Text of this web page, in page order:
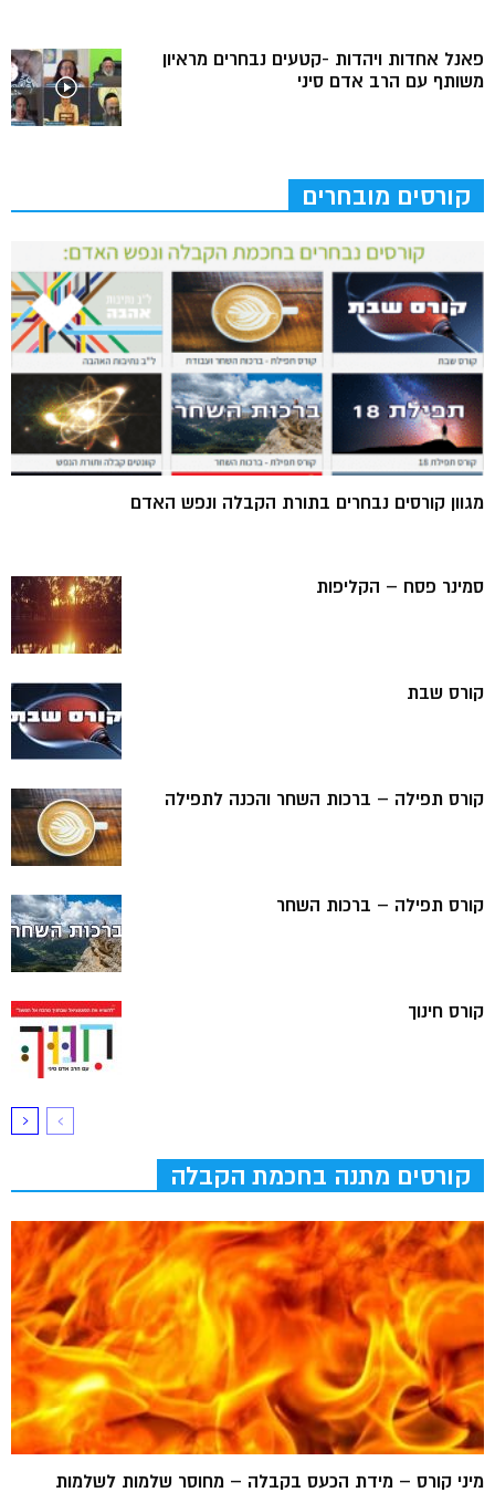
פאנל אחדות ויהדות -קטעים נבחרים מראיון
משותף עם הרב אדם סיני
קורסים מובחרים
מגוון קורסים נבחרים בתורת הקבלה ונפש האדם
סמינר פסח – הקליפות
קורס שבת
קורס תפילה – ברכות השחר והכנה לתפילה
קורס תפילה – ברכות השחר
קורס חינוך
קורסים מתנה בחכמת הקבלה
מיני קורס – מידת הכעס בקבלה – מחוסר שלמות לשלמות